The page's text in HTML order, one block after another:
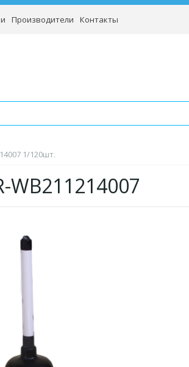
Производители Контакты
1/120шт.
WB211214007